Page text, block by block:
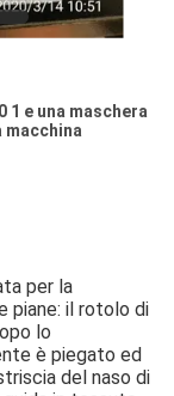
1 e una maschera
per la
piane: il rotolo di
lo
è piegato ed
del naso di